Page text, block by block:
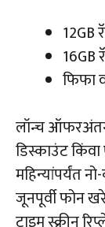
12GB
16GB
फिफा
लॉन्च
डिस्काउंट
महिन्यांपर्यंत
जूनपूर्वी फोन